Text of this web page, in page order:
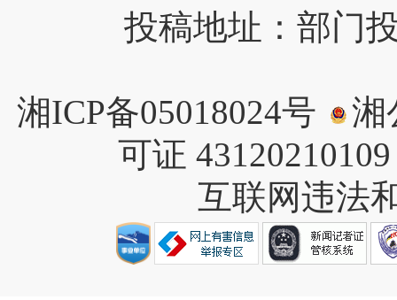
投稿地址：部门
湘ICP备05018024号
湘
可证
互联网违法